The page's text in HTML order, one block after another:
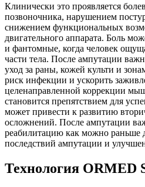
Клинически это проявляется
позвоночника, нарушением
снижением функциональных
двигательного аппарата. Боль
и фантомные, когда человек
части тела. После ампутации
уход за раны, кожей культи и
риск инфекции и ускорить
целенаправленной коррекции
становится препятствием для
может привести к развитию
осложнений. После ампутации
реабилитацию как можно раньше
последствий ампутации и
Технология ORMED